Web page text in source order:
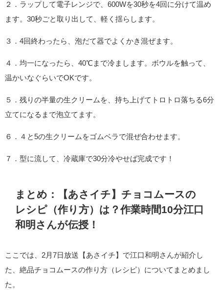
２．ラップして電子レンジで、600Wを30秒を4回に分けて温め
ます。30秒ごと取り出して、軽く揺らします。
３．4回終わったら、泡だて器でよくかき混ぜます。
４．均一になったら、40℃まで冷まします。ボウルを触って、
温かいなぐらいでOKです。
５．残りの半量の生クリームを、持ち上げてトロトロ落ちる6分
立てになるまで泡立てます。
６．４と5の生クリームをゴムベラで混ぜ合わせます。
７．型に流して、冷蔵庫で30分冷やせば完成です！
まとめ：【あさイチ】チョコムースの
レシピ（作り方）は？作業時間10分江口
和明さんが伝授！
ここでは、2月7日放送【あさイチ】で江口和明さんが紹介し
た、絶品チョコムースの作り方（レシピ）についてまとめまし
た。